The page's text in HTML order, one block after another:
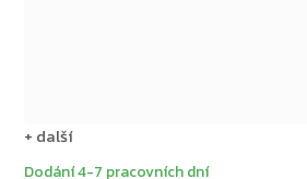
Dodání 4-7 pracovních dní
+ další